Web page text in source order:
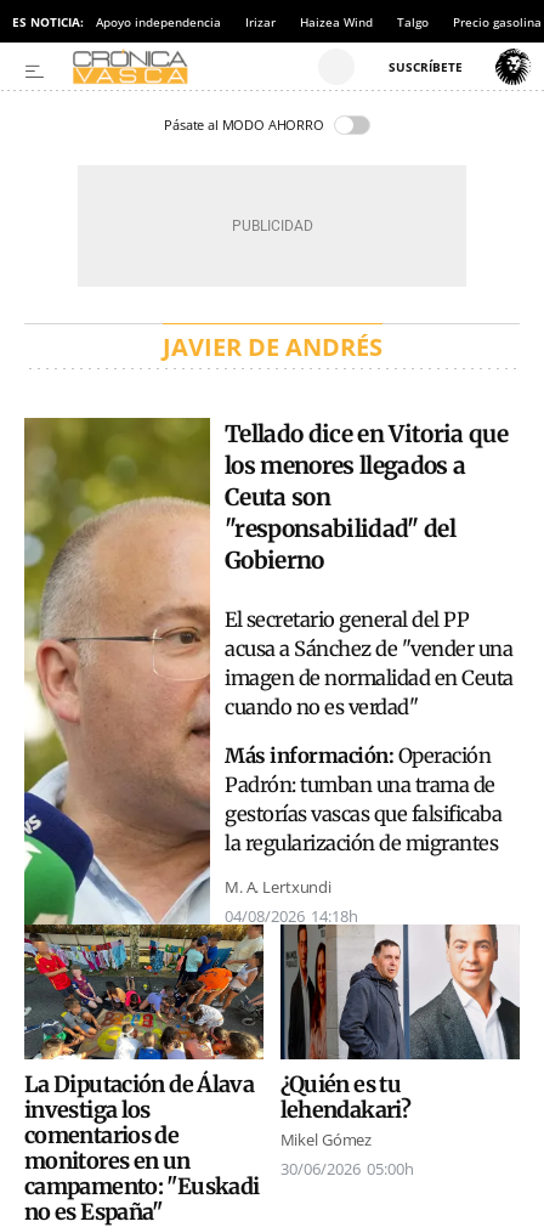
ES NOTICIA: Apoyo independencia Irizar Haizea Wind Talgo Precio gasolina
Pásate al MODO AHORRO
JAVIER DE ANDRÉS
Tellado dice en Vitoria que
los menores llegados a
Ceuta son
"responsabilidad" del
Gobierno
El secretario general del PP
acusa a Sánchez de "vender una
imagen de normalidad en Ceuta
cuando no es verdad"
Más información:Operación
Padrón: tumban una trama de
gestorías vascas que falsificaba
la regularización de migrantes
M. A. Lertxundi
04/08/2026 14:18h
La Diputación de Álava
investiga los
comentarios de
monitores en un
campamento: "Euskadi
no es España"
¿Quién es tu
lehendakari?
Mikel Gómez
30/06/2026 05:00h